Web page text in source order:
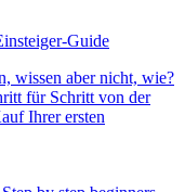
Guide
wissen aber nicht, wie?
für Schritt von der
Ihrer ersten